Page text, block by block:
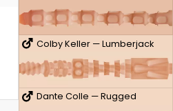
Colby Keller — Lumberjack
Dante Colle — Rugged